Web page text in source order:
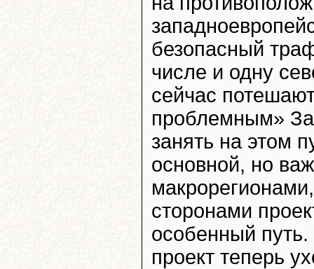
безопасный
числе и одну
сейчас
проблемным»
занять на этом
основной, но
сторонами
особенный
проект теперь